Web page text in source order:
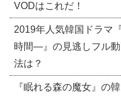
VODはこれだ！
2019年人気韓国ドラマ
時間―』の見逃しフル
法は？
『眠れる森の魔女』の